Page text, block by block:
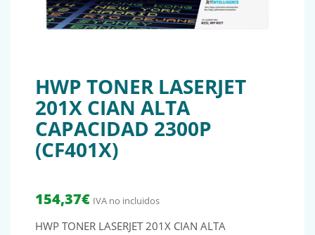
HWP TONER LASERJET
201X CIAN ALTA
CAPACIDAD 2300P
(CF401X)
154,37€ IVA no incluidos
HWP TONER LASERJET 201X CIAN ALTA